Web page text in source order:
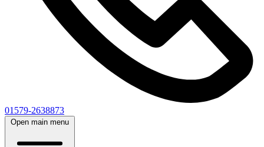
01579-2638873
Open main menu